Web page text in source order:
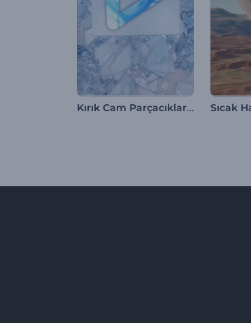
Kırık Cam Parçacıkları Logo